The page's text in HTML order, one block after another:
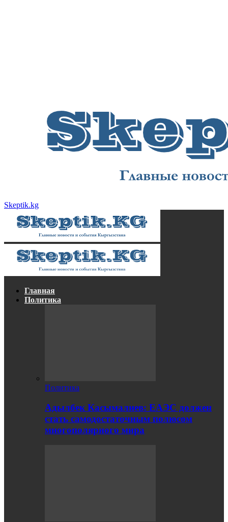
Skeptik.kg
Главная
Политика
Политика
Адылбек Касымалиев: ЕАЭС должен
стать самодостаточным полюсом
многополярного мира